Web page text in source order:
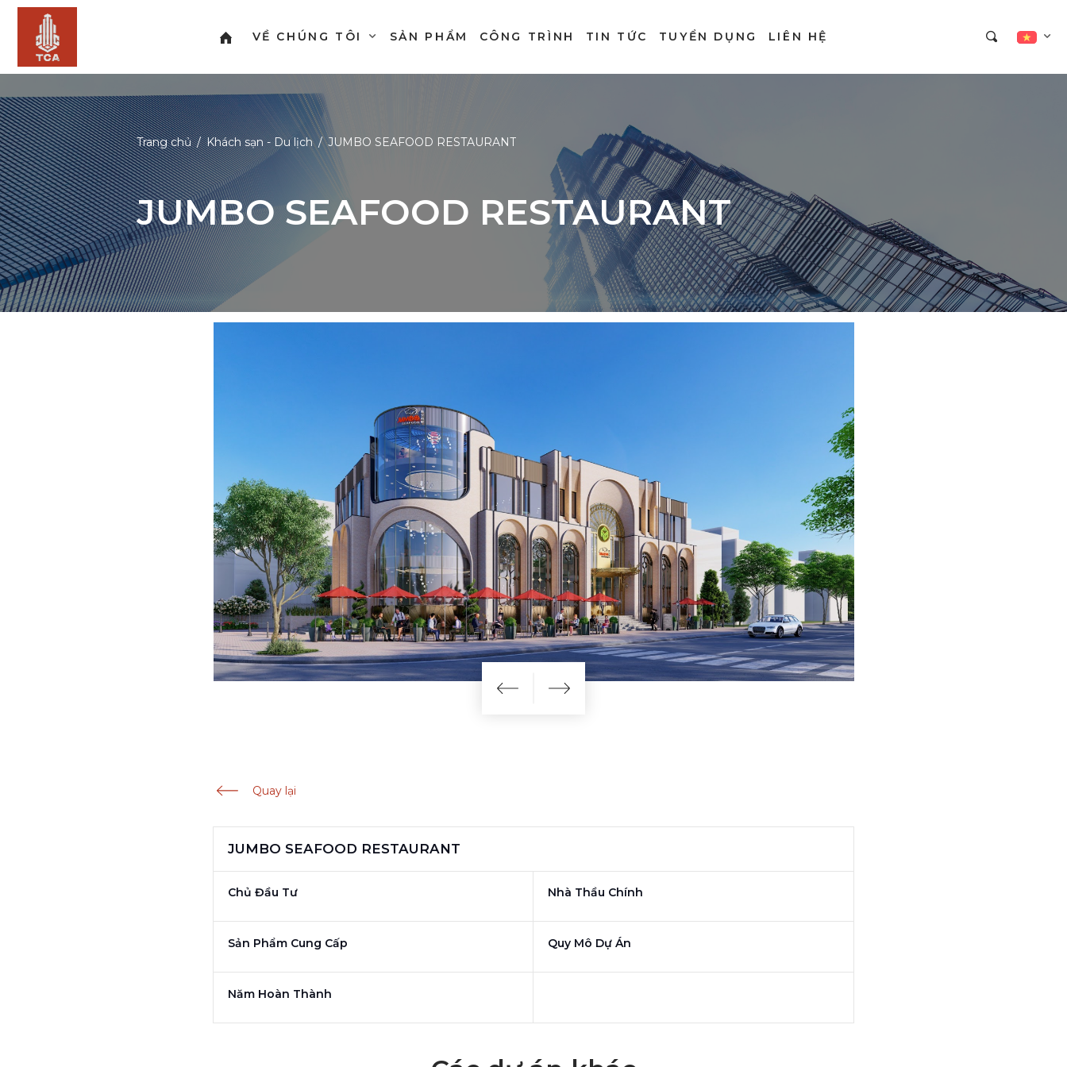
VỀ CHÚNG TÔI SẢN PHẨM CÔNG TRÌNH TIN TỨC TUYỂN DỤNG LIÊN HỆ
Trang chủ Khách sạn - Du lịch JUMBO SEAFOOD RESTAURANT
JUMBO SEAFOOD RESTAURANT
Quay lại
JUMBO SEAFOOD RESTAURANT
Chủ Đầu Tư Nhà Thầu Chính
Sản Phẩm Cung Cấp Quy Mô Dự Án
Năm Hoàn Thành